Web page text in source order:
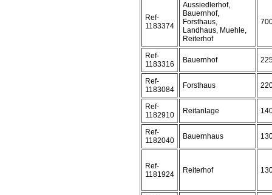
Ref-
1183374
Aussiedlerhof,
Bauernhof,
Forsthaus,
Landhaus, Muehle,
Reiterhof
Ref-
1183316
Bauernhof
Ref-
1183084
Forsthaus
Ref-
1182910
Reitanlage
Ref-
1182040
Bauernhaus
Ref-
1181924
Reiterhof